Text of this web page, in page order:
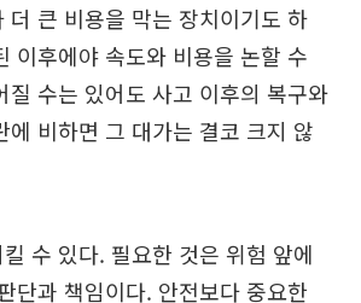
더 큰 비용을 막는 장치이기도 하
이후에야 속도와 비용을 논할 수
질 수는 있어도 사고 이후의 복구와
에 비하면 그 대가는 결코 크지 않
수 있다. 필요한 것은 위험 앞에
단과 책임이다. 안전보다 중요한